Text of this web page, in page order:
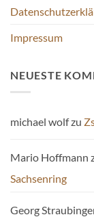
Impressum
NEUESTE
michael wolfzu
Mario Hoffmann
Sachsenring
Georg